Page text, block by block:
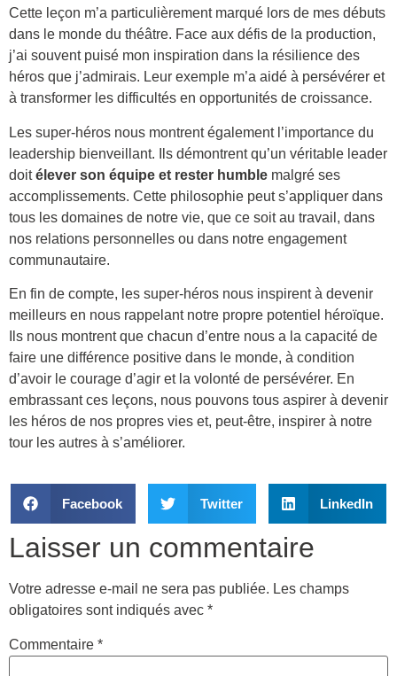
Cette leçon m’a particulièrement marqué lors de mes débuts
dans le monde du théâtre. Face aux défis de la production,
j’ai souvent puisé mon inspiration dans la résilience des
héros que j’admirais. Leur exemple m’a aidé à persévérer et
à transformer les difficultés en opportunités de croissance.
Les super-héros nous montrent également l’importance du
leadership bienveillant. Ils démontrent qu’un véritable leader
doitélever son équipe et rester humble malgré ses
accomplissements. Cette philosophie peut s’appliquer dans
tous les domaines de notre vie, que ce soit au travail, dans
nos relations personnelles ou dans notre engagement
communautaire.
En fin de compte, les super-héros nous inspirent à devenir
meilleurs en nous rappelant notre propre potentiel héroïque.
Ils nous montrent que chacun d’entre nous a la capacité de
faire une différence positive dans le monde, à condition
d’avoir le courage d’agir et la volonté de persévérer. En
embrassant ces leçons, nous pouvons tous aspirer à devenir
les héros de nos propres vies et, peut-être, inspirer à notre
tour les autres à s’améliorer.
Facebook Twitter LinkedIn
Laisser un commentaire
Votre adresse e-mail ne sera pas publiée. Les champs
obligatoires sont indiqués avec *
Commentaire *